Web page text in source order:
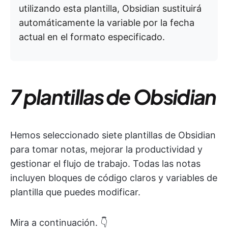
utilizando esta plantilla, Obsidian sustituirá
automáticamente la variable por la fecha
actual en el formato especificado.
7 plantillas de Obsidian
Hemos seleccionado siete plantillas de Obsidian
para tomar notas, mejorar la productividad y
gestionar el flujo de trabajo. Todas las notas
incluyen bloques de código claros y variables de
plantilla que puedes modificar.
Mira a continuación. 👇